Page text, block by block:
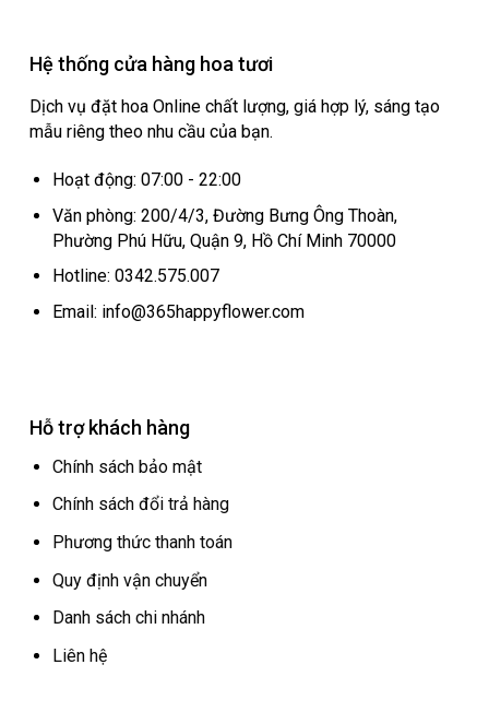
Hệ thống cửa hàng hoa tươi
Dịch vụ đặt hoa Online chất lượng, giá hợp lý, sáng tạo
mẫu riêng theo nhu cầu của bạn.
Hoạt động: 07:00 - 22:00
Văn phòng: 200/4/3, Đường Bưng Ông Thoàn,
Phường Phú Hữu, Quận 9, Hồ Chí Minh 70000
Hotline: 0342.575.007
Email: info@365happyflower.com
Hỗ trợ khách hàng
Chính sách bảo mật
Chính sách đổi trả hàng
Phương thức thanh toán
Quy định vận chuyển
Danh sách chi nhánh
Liên hệ